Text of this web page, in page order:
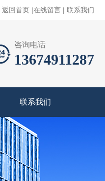
返回首页 |在线留言 | 联系我们
咨询电话
13674911287
联系我们